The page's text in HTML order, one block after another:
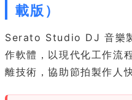
載版）
Serato Studio DJ 音樂
作軟體，以現代化工作流
離技術，協助節拍製作人